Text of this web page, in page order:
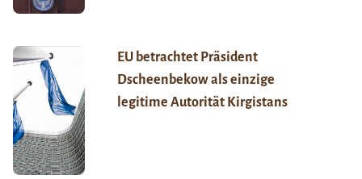
EU betrachtet Präsident
Dscheenbekow als einzige
legitime Autorität Kirgistans